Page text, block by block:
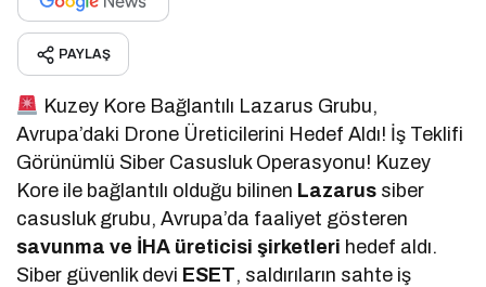
PAYLAŞ
Kuzey Kore Bağlantılı Lazarus Grubu,
Avrupa’daki Drone Üreticilerini Hedef Aldı! İş Teklifi
Görünümlü Siber Casusluk Operasyonu! Kuzey
Kore ile bağlantılı olduğu bilinen Lazarus siber
casusluk grubu, Avrupa’da faaliyet gösteren
savunma ve İHA üreticisi şirketleri hedef aldı.
Siber güvenlik devi ESET, saldırıların sahte iş